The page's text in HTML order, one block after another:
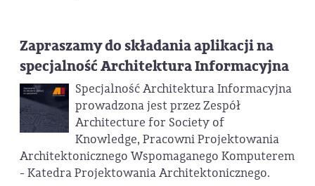
Zapraszamy do składania aplikacji na
specjalność Architektura Informacyjna
Specjalność Architektura Informacyjna
prowadzona jest przez Zespół
Architecture for Society of
Knowledge, Pracowni Projektowania
Architektonicznego Wspomaganego Komputerem
- Katedra Projektowania Architektonicznego.